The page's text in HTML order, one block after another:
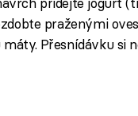
praženými
Přesnídávku si